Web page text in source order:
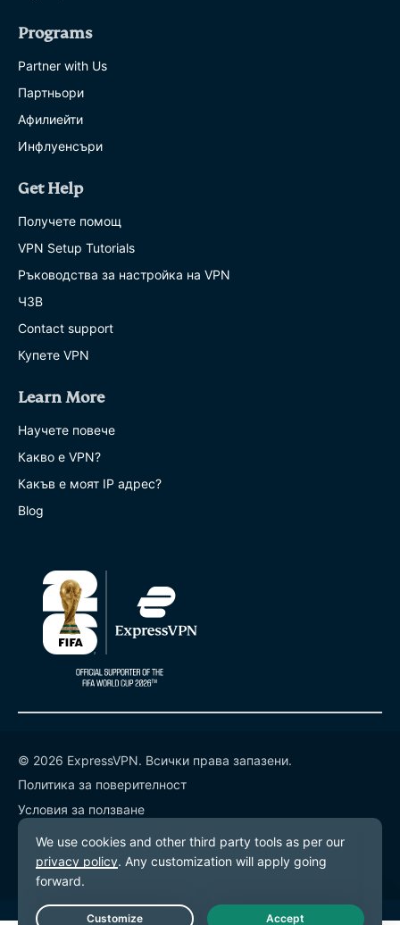
Programs
Partner with Us
Партньори
Афилиейти
Инфлуенсъри
Get Help
Получете помощ
VPN Setup Tutorials
Ръководства за настройка на VPN
ЧЗВ
Contact support
Купете VPN
Learn More
Научете повече
Какво е VPN?
Какъв е моят IP адрес?
Blog
© 2026 ExpressVPN. Всички права запазени.
Политика за поверителност
Условия за ползване
Предпочитания за бисквитките